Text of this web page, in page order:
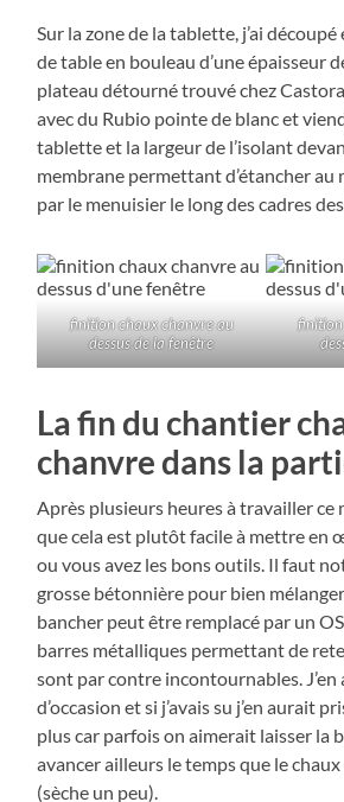
Sur la zone de la tablette, j’ai
de table en bouleau d’une épaisseur
plateau détourné trouvé chez
avec du Rubio pointe de blanc et
tablette et la largeur de l’isolant
membrane permettant d’étancher au
par le menuisier le long des cadres
finition chaux chanvre au
dessus de la fenêtre
La fin du chantier
chanvre dans la
Après plusieurs heures à travailler ce
que cela est plutôt facile à mettre en
ou vous avez les bons outils. Il faut
grosse bétonnière pour bien
bancher peut être remplacé par un
barres métalliques permettant de
sont par contre incontournables. J’en
d’occasion et si j’avais su j’en aurait
plus car parfois on aimerait laisser la
avancer ailleurs le temps que le
(sèche un peu).